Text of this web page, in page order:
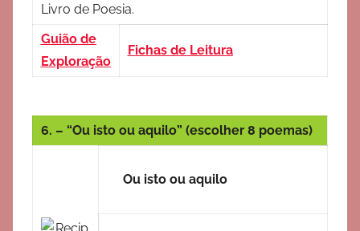
Livro de Poesia.
Guião de
Exploração
Fichas de Leitura
6. – “Ou isto ou aquilo” (escolher 8 poemas)
Ou isto ou aquilo